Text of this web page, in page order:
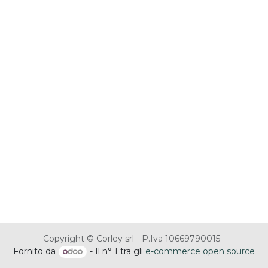
Copyright © Corley srl - P.Iva 10669790015
Fornito da
- Il n° 1 tra gli e-commerce open source